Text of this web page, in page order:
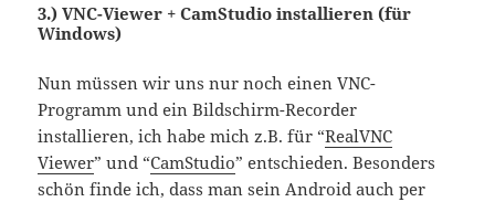
3.) VNC-Viewer + CamStudio installieren (für
Windows)
Nun müssen wir uns nur noch einen VNC-
Programm und ein Bildschirm-Recorder
installieren, ich habe mich z.B. für “RealVNC
Viewer” und “CamStudio” entschieden. Besonders
schön finde ich, dass man sein Android auch per